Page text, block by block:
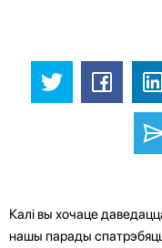
Калі вы хочаце
нашы парады